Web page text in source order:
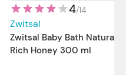
4/14
Zwitsal
Zwitsal Baby Bath Natural
Rich Honey 300 ml